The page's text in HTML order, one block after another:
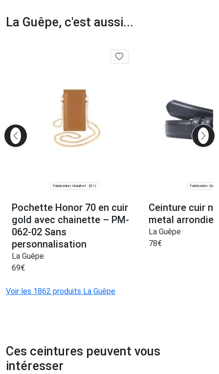
La Guêpe, c'est aussi...
Fabrication: Graulhet (81)
Pochette Honor 70 en cuir
gold avec chainette – PM-
062-02 Sans
personnalisation
La Guêpe
69€
Fabrication:
Ceinture cuir
metal arrondie
La Guêpe
78€
Voir les 1862 produits La Guêpe
Ces ceintures peuvent vous
intéresser